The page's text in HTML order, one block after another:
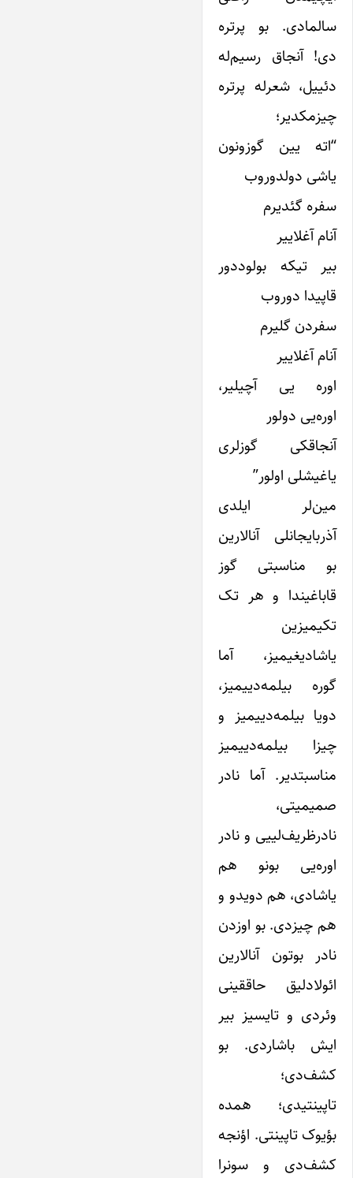
سالمادی. بو پرتره
دی! آنجاق رسیم‌له
دئییل، شعرله پرتره
چیزمکدیر؛
“اته یین گوزونون
یاشی دولدوروب
سفره گئدیرم
آنام آغلاییر
بیر تیکه بولوددور
قاپیدا دوروب
سفردن گلیرم
آنام آغلاییر
اوره یی آچیلیر،
اوره‌یی دولور
آنجاقکی گوزلری
یاغیشلی اولور”
مین‌لر ایلدی
آذربایجانلی آنالارین
بو مناسبتی گوز
قاباغیندا و هر تک
تکیمیزین
یاشادیغیمیز، آما
گوره بیلمه‌دییمیز،
دویا بیلمه‌دییمیز و
چیزا بیلمه‌دییمیز
مناسبتدیر. آما نادر
صمیمیتی،
نادرظریف‌لییی و نادر
اوره‌یی بونو هم
یاشادی، هم دویدو و
هم چیزدی. بو اوزدن
نادر بوتون آنالارین
ائولادلیق حاققینی
وئردی و تایسیز بیر
ایش باشاردی. بو
کشف‌دی؛
تاپینتیدی؛ همده
بؤیوک تاپینتی. اؤنجه
کشف‌دی و سونرا